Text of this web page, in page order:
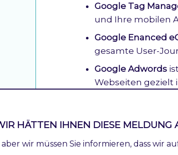
Google Tag
und Ihre mobilen
Google Enanced
gesamte User-
Google Adwords
Webseiten gezielt
HÄTTEN IHNEN DIESE MELDUNG
aber wir müssen Sie informieren, dass wir